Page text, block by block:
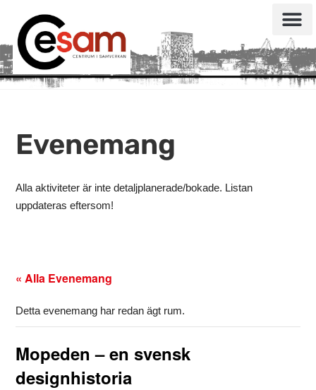
Evenemang
Alla aktiviteter är inte detaljplanerade/bokade. Listan
uppdateras eftersom!
« Alla Evenemang
Detta evenemang har redan ägt rum.
Mopeden – en svensk
designhistoria